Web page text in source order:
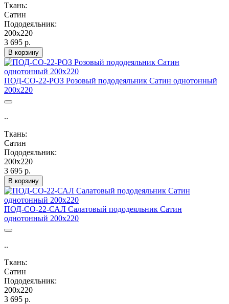
Ткань:
Сатин
Пододеяльник:
200х220
3 695 р.
В корзину
ПОД-СО-22-РОЗ Розовый пододеяльник Сатин однотонный
200х220
..
Ткань:
Сатин
Пододеяльник:
200х220
3 695 р.
В корзину
ПОД-СО-22-САЛ Салатовый пододеяльник Сатин
однотонный 200х220
..
Ткань:
Сатин
Пододеяльник:
200х220
3 695 р.